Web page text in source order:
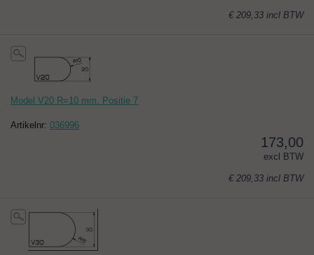
€ 209,33 incl BTW
Model V20 R=10 mm. Positie 7
Artikelnr: 036996
173,00
excl BTW
€ 209,33 incl BTW